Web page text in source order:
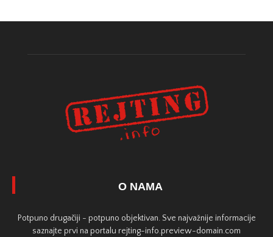
O NAMA
Potpuno drugačiji - potpuno objektivan. Sve najvažnije informacije
saznajte prvi na portalu rejting-info.preview-domain.com